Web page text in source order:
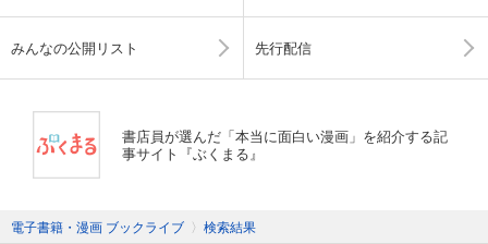
みんなの公開リスト 先行配信
書店員が選んだ「本当に面白い漫画」を紹介する記
事サイト『ぶくまる』
電子書籍・漫画 ブックライブ 〉 検索結果